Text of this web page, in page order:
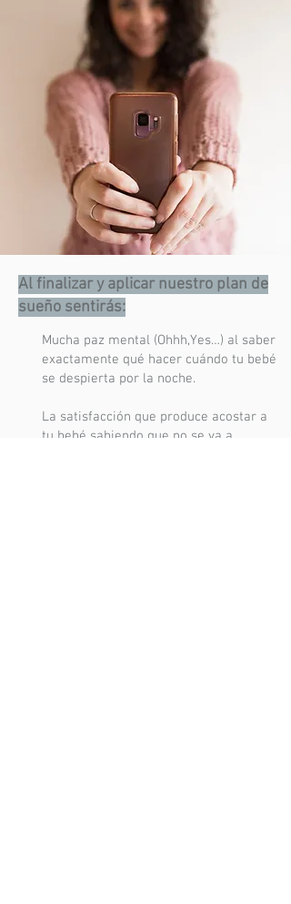
Al finalizar y aplicar nuestro plan de
sueño sentirás:
Mucha paz mental (Ohhh,Yes…) al saber
exactamente qué hacer cuándo tu bebé
se despierta por la noche.
La satisfacción que produce acostar a
tu bebé sabiendo que no se va a